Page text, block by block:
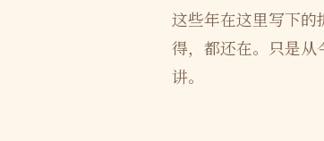
这些年在这里写下的
得，都还在。只是从
讲。